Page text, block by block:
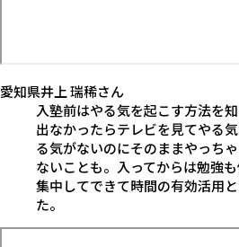
愛知県井上 瑞稀さん
入塾前はやる気を起こす方法を
出なかったらテレビを見てやる
る気がないのにそのままやっち
ないことも。入ってからは勉強
集中してできて時間の有効活用
た。